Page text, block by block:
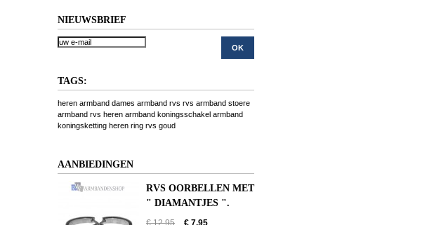
NIEUWSBRIEF
TAGS:
heren armband dames armband rvs rvs armband stoere
armband rvs heren armband koningsschakel armband
koningsketting heren ring rvs goud
AANBIEDINGEN
RVS OORBELLEN MET
" DIAMANTJES ".